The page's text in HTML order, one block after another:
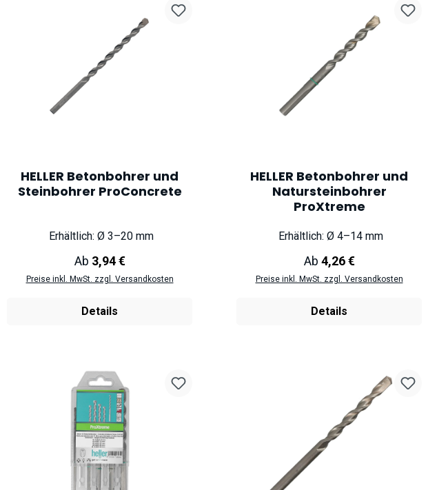
HELLER Betonbohrer und
Steinbohrer ProConcrete
Erhältlich: Ø 3–20 mm
Regulärer Preis:
Ab 3,94 €
Preise inkl. MwSt. zzgl. Versandkosten
Details
HELLER Betonbohrer und
Natursteinbohrer
ProXtreme
Erhältlich: Ø 4–14 mm
Regulärer Preis:
Ab 4,26 €
Preise inkl. MwSt. zzgl. Versandkosten
Details